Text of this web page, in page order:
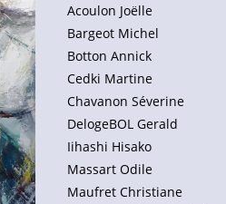
Acoulon Joëlle
Bargeot Michel
Botton Annick
Cedki Martine
Chavanon Séverine
DelogeBOL Gerald
Iihashi Hisako
Massart Odile
Maufret Christiane